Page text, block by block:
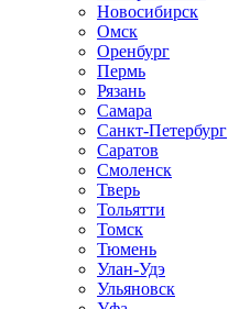
Новосибирск
Омск
Оренбург
Пермь
Рязань
Самара
Санкт-Петербург
Саратов
Смоленск
Тверь
Тольятти
Томск
Тюмень
Улан-Удэ
Ульяновск